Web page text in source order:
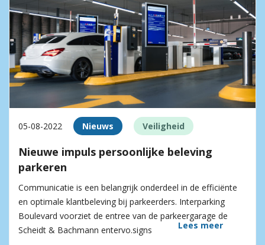
05-08-2022 Nieuws Veiligheid
Nieuwe impuls persoonlijke beleving
parkeren
Communicatie is een belangrijk onderdeel in de efficiënte
en optimale klantbeleving bij parkeerders. Interparking
Boulevard voorziet de entree van de parkeergarage de
Scheidt & Bachmann entervo.signs
Lees meer